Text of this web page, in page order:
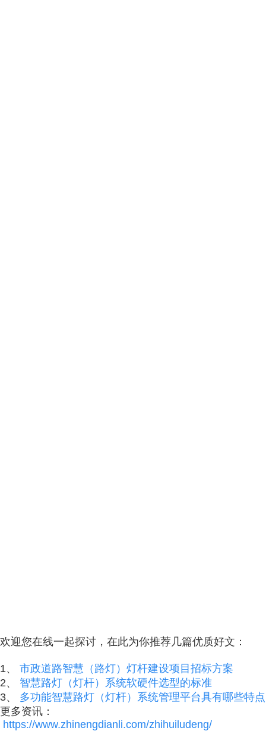
欢迎您在线一起探讨，在此为你推荐几篇优质好文：
1、
市政道路智慧（路灯）灯杆建设项目招标方案
2、
智慧路灯（灯杆）系统软硬件选型的标准
3、
多功能智慧路灯（灯杆）系统管理平台具有哪些特
更多资讯：
https://www.zhinengdianli.com/zhihuiludeng/